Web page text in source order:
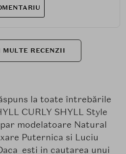
RECENZII
la toate întrebările
CURLY SHYLL Style
modelatoare Natural
Puternica si Luciu
esti in cautarea unui